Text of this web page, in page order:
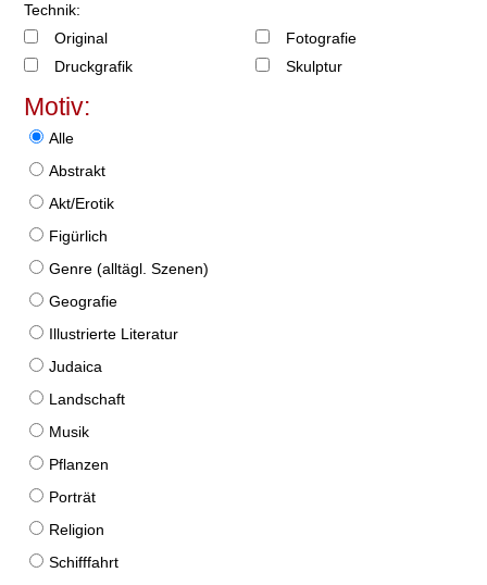
Technik:
Original
Druckgrafik
Fotografie
Skulptur
Motiv:
Alle
Abstrakt
Akt/Erotik
Figürlich
Genre (alltägl. Szenen)
Geografie
Illustrierte Literatur
Judaica
Landschaft
Musik
Pflanzen
Porträt
Religion
Schifffahrt